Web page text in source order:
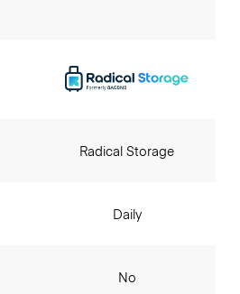
Radical Storage
Daily
No